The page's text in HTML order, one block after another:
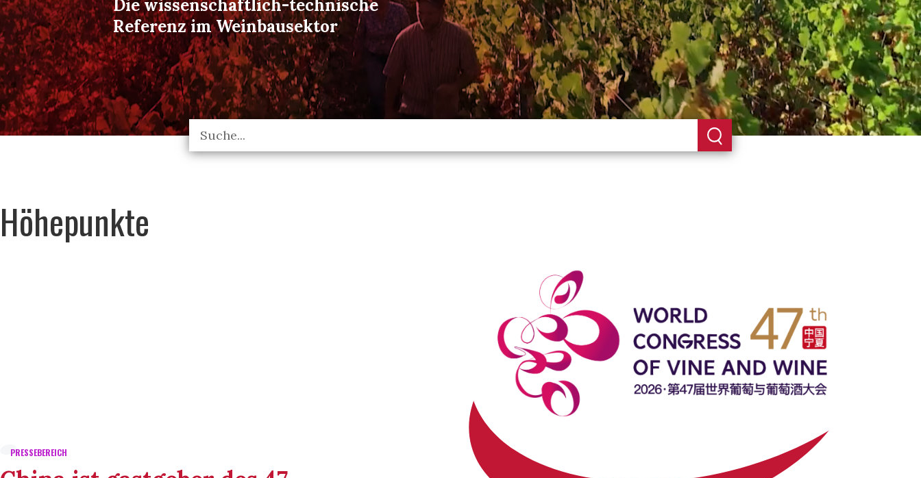
Die wissenschaftlich-technische
Referenz im Weinbausektor
Höhepunkte
PRESSEBEREICH